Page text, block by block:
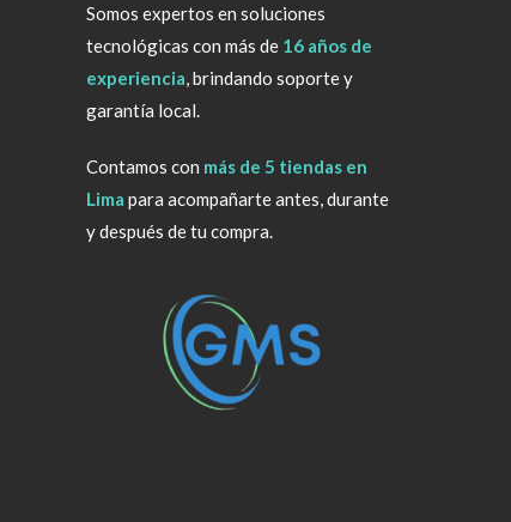
Somos expertos en soluciones
tecnológicas con más de 16 años de
experiencia, brindando soporte y
garantía local.
Contamos con más de 5 tiendas en
Lima para acompañarte antes, durante
y después de tu compra.